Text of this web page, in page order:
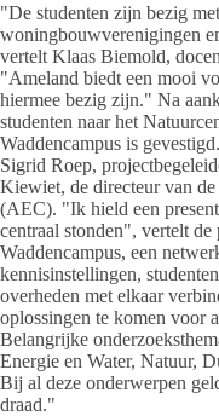
"De studenten zijn bezig
woningbouwverenigingen
vertelt Klaas Biemold,
"Ameland biedt een mooi
hiermee bezig zijn." Na
studenten naar het
Waddencampus is
Sigrid Roep,
Kiewiet, de directeur van
(AEC). "Ik hield een
centraal stonden", vertelt
Waddencampus, een
kennisinstellingen,
overheden met elkaar
oplossingen te komen voor
Belangrijke
Energie en Water, Natuur,
Bij al deze onderwerpen
draad."